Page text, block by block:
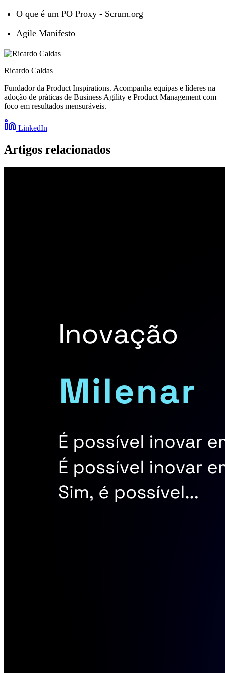
O que é um PO Proxy - Scrum.org
Agile Manifesto
Ricardo Caldas
Fundador da Product Inspirations. Acompanha equipas e líderes na
adoção de práticas de Business Agility e Product Management com
foco em resultados mensuráveis.
LinkedIn
Artigos relacionados